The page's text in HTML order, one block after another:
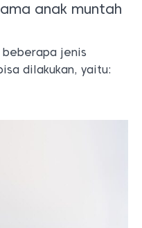
anak muntah
beberapa jenis
dilakukan, yaitu: